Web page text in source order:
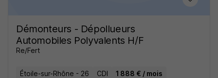
Démonteurs - Dépollueurs
Automobiles Polyvalents H/F
Re/Fert
Étoile-sur-Rhône - 26 CDI 1 888 € / mois